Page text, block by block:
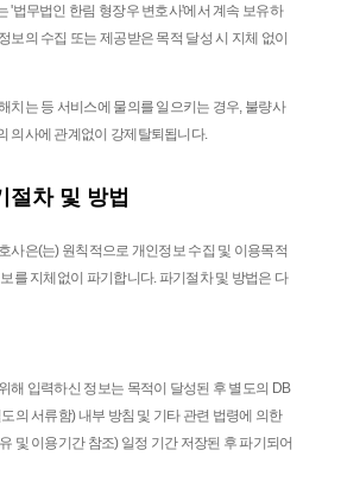
'법무법인 한림 형장우 변호사'에서 계속 보유하
보의 수집 또는 제공받은 목적 달성 시 지체 없이
치는 등 서비스에 물의를 일으키는 경우, 불량사
의사에 관계없이 강제탈퇴됩니다.
절차 및 방법
사은(는) 원칙적으로 개인정보 수집 및 이용목적
를 지체없이 파기합니다. 파기절차 및 방법은 다
해 입력하신 정보는 목적이 달성된 후 별도의 DB
의 서류함) 내부 방침 및 기타 관련 법령에 의한
및 이용기간 참조) 일정 기간 저장된 후 파기되어